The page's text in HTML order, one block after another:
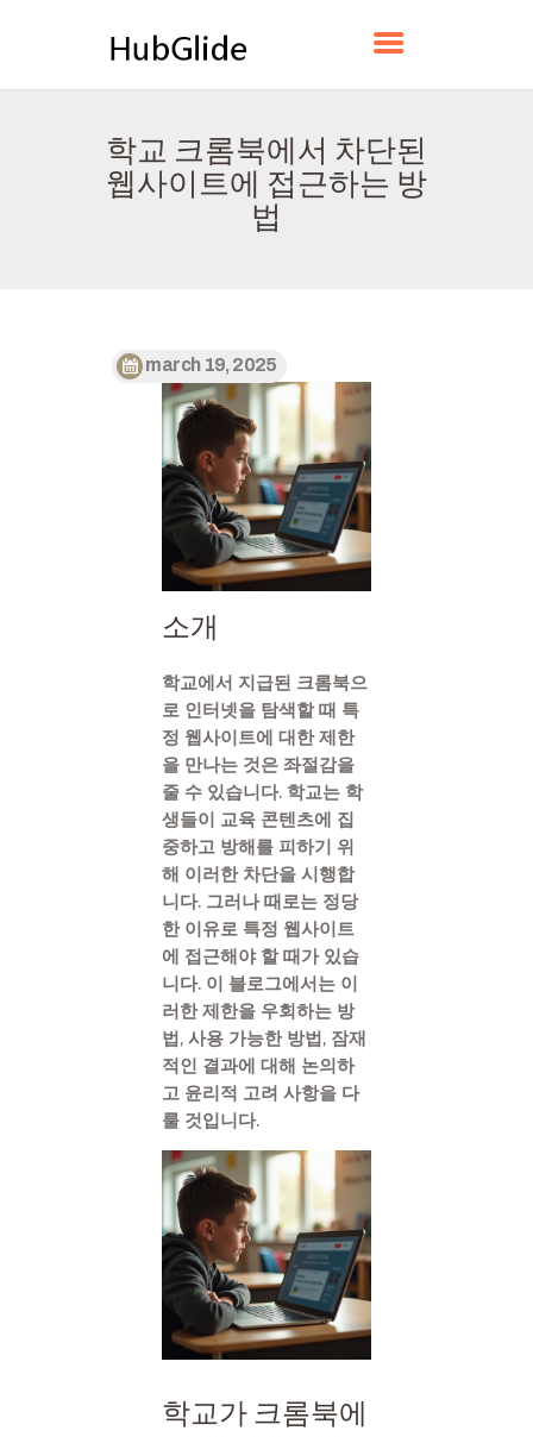
학교 크롬북에서 차단된
웹사이트에 접근하는 방
법
HUBGLIDE
홈
소개
march 19, 2025
소개
학교에서 지급된 크롬북으
로 인터넷을 탐색할 때 특
정 웹사이트에 대한 제한
을 만나는 것은 좌절감을
줄 수 있습니다. 학교는 학
생들이 교육 콘텐츠에 집
중하고 방해를 피하기 위
해 이러한 차단을 시행합
니다. 그러나 때로는 정당
한 이유로 특정 웹사이트
에 접근해야 할 때가 있습
니다. 이 블로그에서는 이
러한 제한을 우회하는 방
법, 사용 가능한 방법, 잠재
적인 결과에 대해 논의하
고 윤리적 고려 사항을 다
룰 것입니다.
학교가 크롬북에